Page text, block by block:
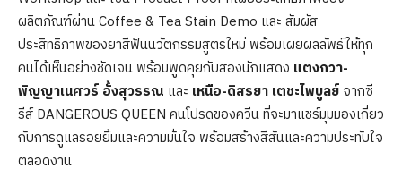
ผลิตภัณฑ์ผ่าน Coffee & Tea Stain Demo และ สัมผัส
ประสิทธิภาพของยาสีฟันนวัตกรรมสูตรใหม่ พร้อมเผยผลลัพธ์ให้ทุก
คนได้เห็นอย่างชัดเจน พร้อมพูดคุยกับสองนักแสดง แตงกวา-
พิญญาเนศวร์ อั้งสุวรรณ และ เหนือ-ดิสรยา เตชะไพบูลย์ จากซี
รีส์ DANGEROUS QUEEN คนโปรดของควีน ที่จะมาแชร์มุมมองเกี่ยว
กับการดูแลรอยยิ้มและความมั่นใจ พร้อมสร้างสีสันและความประทับใจ
ตลอดงาน